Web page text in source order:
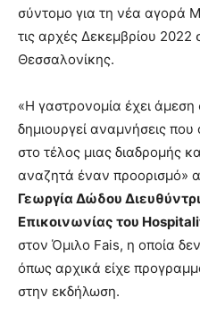
σύντομο για τη νέα αγορά
τις αρχές Δεκεμβρίου 2022
Θεσσαλονίκης.
«Η γαστρονομία έχει
δημιουργεί αναμνήσεις
στο τέλος μιας διαδρομής
αναζητά έναν προορισμό»
Γεωργία Δώδου
Επικοινωνίας του
στον Όμιλο Fais, η οποία
όπως αρχικά είχε
στην εκδήλωση.